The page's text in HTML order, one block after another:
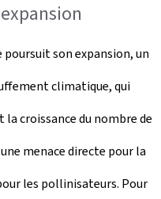
son expansion, un
climatique, qui
croissance du nombre de
menace directe pour la
les pollinisateurs. Pour